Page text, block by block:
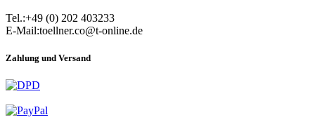
Tel.:+49 (0) 202 403233
E-Mail:toellner.co@t-online.de
Zahlung und Versand